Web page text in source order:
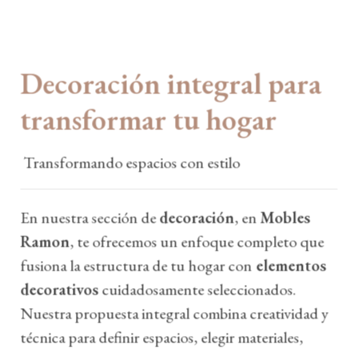
Decoración integral para
transformar tu hogar
Transformando espacios con estilo
En nuestra sección dedecoración, enMobles
Ramon, te ofrecemos un enfoque completo que
fusiona la estructura de tu hogar con elementos
decorativoscuidadosamente seleccionados.
Nuestra propuesta integral combina creatividad y
técnica para definir espacios, elegir materiales,